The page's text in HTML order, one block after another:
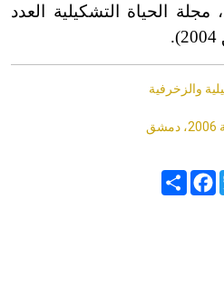
مجلة الحياة التشكيلية العدد
والزخرفية
Share
Facebook